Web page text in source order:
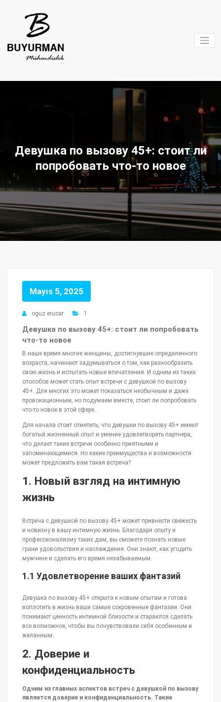
Девушка по вызову 45+: стоит ли
попробовать что-то новое
Mayıs 5, 2025
oguz erucar 1
Девушка по вызову 45+: стоит ли попробовать
что-то новое
В наше время многие женщины, достигнувшие определенного
возраста, начинают задумываться о том, как разнообразить
свою жизнь и испытать новые впечатления. И одним из таких
способов может стать опыт встречи с девушкой по вызову
45+. Для многих это может показаться необычным и даже
провокационным, но подумаем вместе, стоит ли попробовать
что-то новое в этой сфере.
Для начала стоит отметить, что девушки по вызову 45+ имеют
богатый жизненный опыт и умение удовлетворять партнера,
что делает такие встречи особенно приятными и
запоминающимися. Но какие преимущества и возможности
может предложить вам такая встреча?
1. Новый взгляд на интимную
жизнь
Встреча с девушкой по вызову 45+ может привнести свежесть
и новизну в вашу интимную жизнь. Благодаря опыту и
профессионализму таких дам, вы сможете познать новые
грани удовольствия и наслаждения. Они знают, как угодить
мужчине и сделать его время незабываемым.
1.1 Удовлетворение ваших фантазий
Девушка по вызову 45+ открыта к новым опытам и готова
воплотить в жизнь ваши самые сокровенные фантазии. Они
понимают ценность интимной близости и стараются сделать
все возможное, чтобы вы почувствовали себя особенным и
желанным.
2. Доверие и
конфиденциальность
Одним из главных аспектов встреч с девушкой по вызову
является доверие и конфиденциальность. Такие